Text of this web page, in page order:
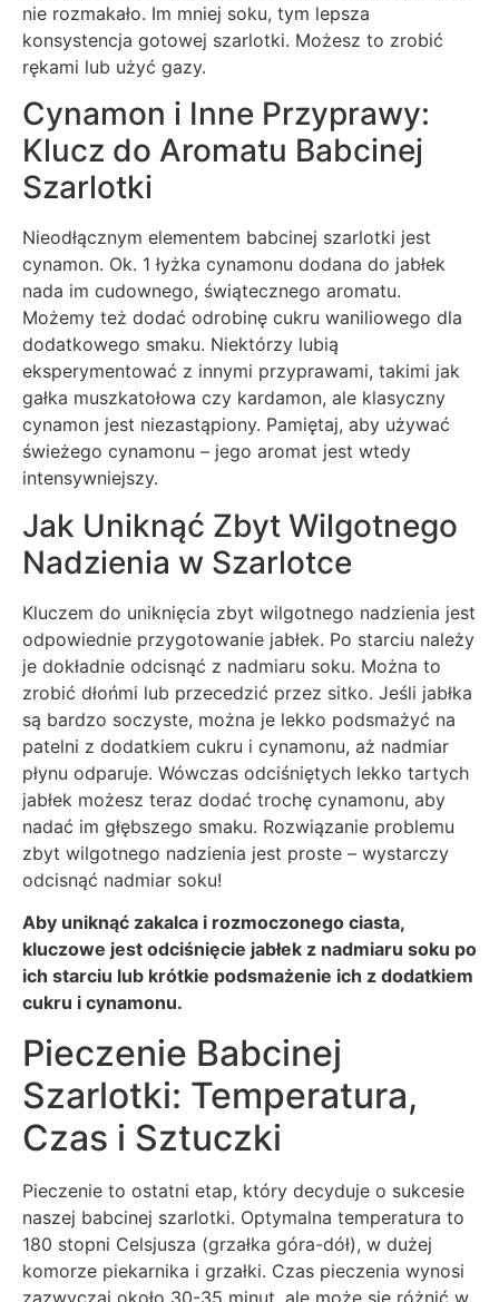
nie rozmakało. Im mniej soku, tym lepsza
konsystencja gotowej szarlotki. Możesz to zrobić
rękami lub użyć gazy.
Cynamon i Inne Przyprawy:
Klucz do Aromatu Babcinej
Szarlotki
Nieodłącznym elementem babcinej szarlotki jest
cynamon. Ok. 1 łyżka cynamonu dodana do jabłek
nada im cudownego, świątecznego aromatu.
Możemy też dodać odrobinę cukru waniliowego dla
dodatkowego smaku. Niektórzy lubią
eksperymentować z innymi przyprawami, takimi jak
gałka muszkatołowa czy kardamon, ale klasyczny
cynamon jest niezastąpiony. Pamiętaj, aby używać
świeżego cynamonu – jego aromat jest wtedy
intensywniejszy.
Jak Uniknąć Zbyt Wilgotnego
Nadzienia w Szarlotce
Kluczem do uniknięcia zbyt wilgotnego nadzienia jest
odpowiednie przygotowanie jabłek. Po starciu należy
je dokładnie odcisnąć z nadmiaru soku. Można to
zrobić dłońmi lub przecedzić przez sitko. Jeśli jabłka
są bardzo soczyste, można je lekko podsmażyć na
patelni z dodatkiem cukru i cynamonu, aż nadmiar
płynu odparuje. Wówczas odciśniętych lekko tartych
jabłek możesz teraz dodać trochę cynamonu, aby
nadać im głębszego smaku. Rozwiązanie problemu
zbyt wilgotnego nadzienia jest proste – wystarczy
odcisnąć nadmiar soku!
Aby uniknąć zakalca i rozmoczonego ciasta,
kluczowe jest odciśnięcie jabłek z nadmiaru soku po
ich starciu lub krótkie podsmażenie ich z dodatkiem
cukru i cynamonu.
Pieczenie Babcinej
Szarlotki: Temperatura,
Czas i Sztuczki
Pieczenie to ostatni etap, który decyduje o sukcesie
naszej babcinej szarlotki. Optymalna temperatura to
180 stopni Celsjusza (grzałka góra-dół), w dużej
komorze piekarnika i grzałki. Czas pieczenia wynosi
zazwyczaj około 30-35 minut, ale może się różnić w